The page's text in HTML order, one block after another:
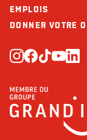
EMPLOIS
DONNER VOTRE